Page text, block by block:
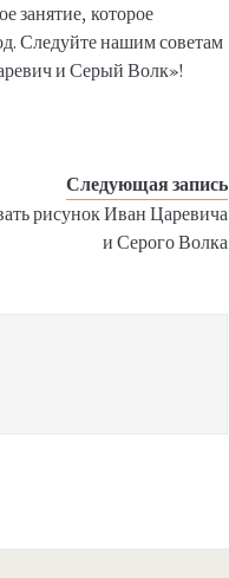
занятие, которое
Следуйте нашим советам
и Серый Волк»!
Следующая запись
рисунок Иван Царевича
и Серого Волка